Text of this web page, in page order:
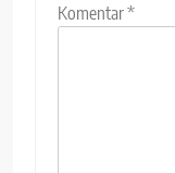
Komentar*